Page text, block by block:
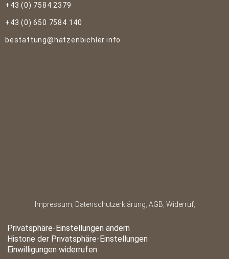
Impressum Datenschutzerklärung AGB Widerruf,
Privatsphäre-Einstellungen ändern
Historie der Privatsphäre-Einstellungen
Einwilligungen widerrufen
+43 (0) 7584 2379
+43 (0) 650 7584 140
bestattung@hatzenbichler.info